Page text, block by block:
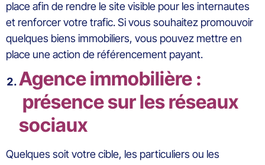
place afin de rendre le site visible pour les internautes
et renforcer votre trafic. Si vous souhaitez promouvoir
quelques biens immobiliers, vous pouvez mettre en
place une action de référencement payant.
Agence immobilière :
présence sur les réseaux
sociaux
Quelques soit votre cible, les particuliers ou les